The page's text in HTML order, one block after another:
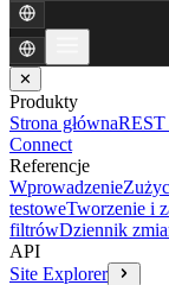
✕
Produkty
Strona główna
Connect
Referencje
Wprowadzenie
testoweTworzenie i
filtrówDziennik
API
Site Explorer